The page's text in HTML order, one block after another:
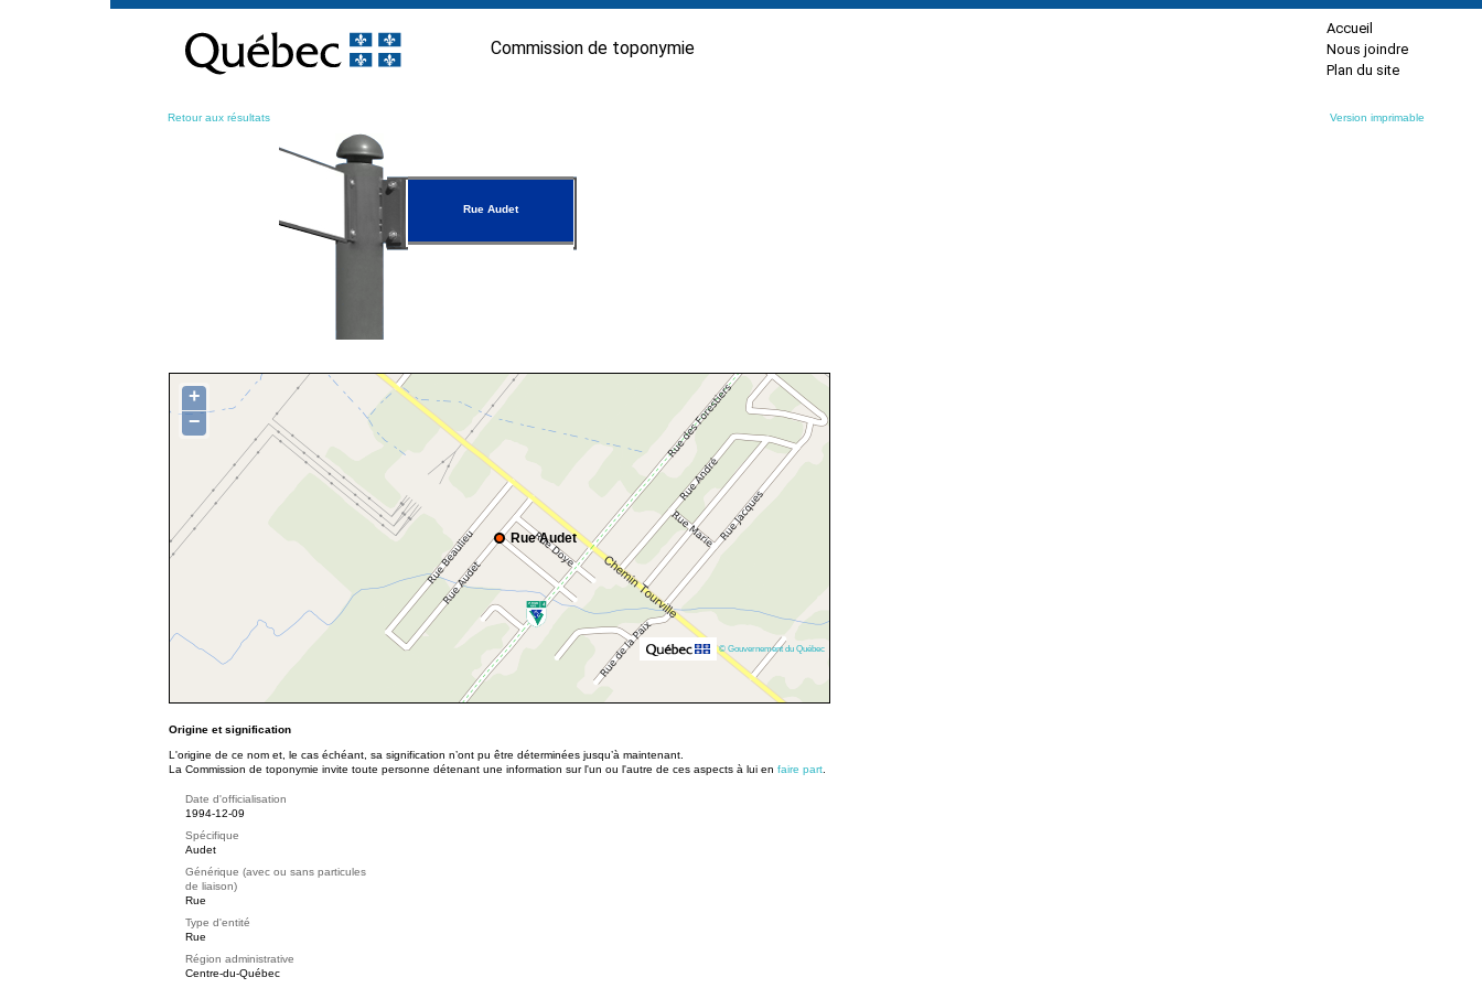
contenu
Commission de toponymie
Accueil
Nous joindre
Plan du site
Retour aux résultats Version imprimable
Rue Audet
Rue Audet
+
−
© Gouvernement du Québec
Origine et signification
L'origine de ce nom et, le cas échéant, sa signification n’ont pu être déterminées jusqu’à maintenant.
La Commission de toponymie invite toute personne détenant une information sur l'un ou l'autre de ces aspects à lui en faire part
Date d'officialisation
1994-12-09
Spécifique
Audet
Générique (avec ou sans particules
de liaison)
Rue
Type d'entité
Rue
Région administrative
Centre-du-Québec